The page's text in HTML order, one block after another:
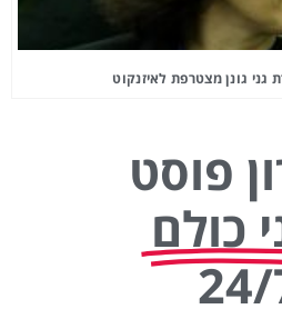
גונן מצטרפת לאיזנקוט
פוסט
כולם